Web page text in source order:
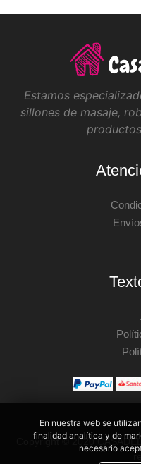
Estamos
sillones de masaje,
Copyright © 2020
En nuestra web se
finalidad analítica y de
necesario